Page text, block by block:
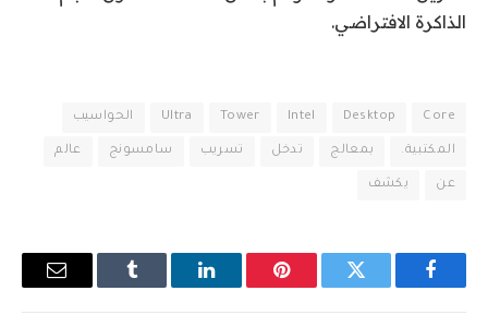
الذاكرة الافتراضي.
Core
Desktop
Intel
Tower
Ultra الحواسيب
المكتبية. بمعالج تدخل تسريب سامسونج عالم
عن يكشف
فيسبوك تويتر بينتيريستلينكدإن Tumblr
البريد